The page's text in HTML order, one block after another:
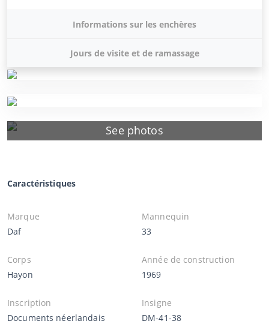
See photos
Informations sur les enchères
Jours de visite et de ramassage
Caractéristiques
Marque
Daf
Mannequin
33
Corps
Hayon
Année de construction
1969
Inscription
Documents néerlandais
Insigne
DM-41-38